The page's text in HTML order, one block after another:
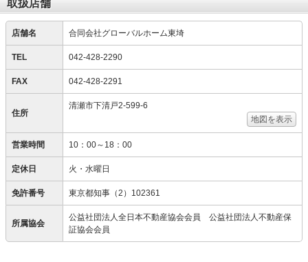
取扱店舗
店舗名 合同会社グローバルホーム東埼
TEL 042-428-2290
FAX 042-428-2291
住所
清瀬市下清戸2-599-6
地図を表示
営業時間 10：00～18：00
定休日 火・水曜日
免許番号 東京都知事（2）102361
所属協会
公益社団法人全日本不動産協会会員 公益社団法人不動産保
証協会会員